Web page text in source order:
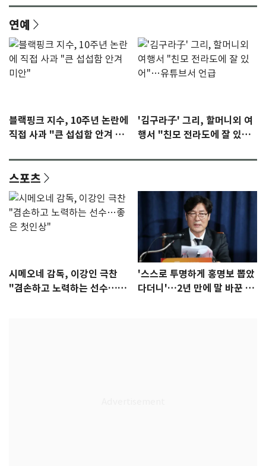
연예
블랙핑크 지수, 10주년 논란에
직접 사과 "큰 섭섭함 안겨 미
'김구라子' 그리, 할머니외 여
행서 "친모 전라도에 잘 있
스포츠
시메오네 감독, 이강인 극찬
"겸손하고 노력하는 선수…좋
'스스로 투명하게 홍명보 뽑았
다더니'…2년 만에 말 바꾼 이